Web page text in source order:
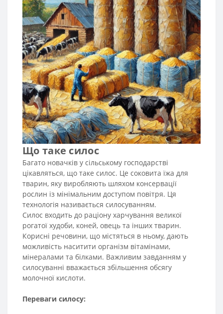
Що таке силос
Багато новачків у сільському господарстві
цікавляться, що таке силос. Це соковита їжа для
тварин, яку виробляють шляхом консервації
рослин із мінімальним доступом повітря. Ця
технологія називається силосуванням.
Силос входить до раціону харчування великої
рогатої худоби, коней, овець та інших тварин.
Корисні речовини, що містяться в ньому, дають
можливість наситити організм вітамінами,
мінералами та білками. Важливим завданням у
силосуванні вважається збільшення обсягу
молочної кислоти.
Переваги силосу: